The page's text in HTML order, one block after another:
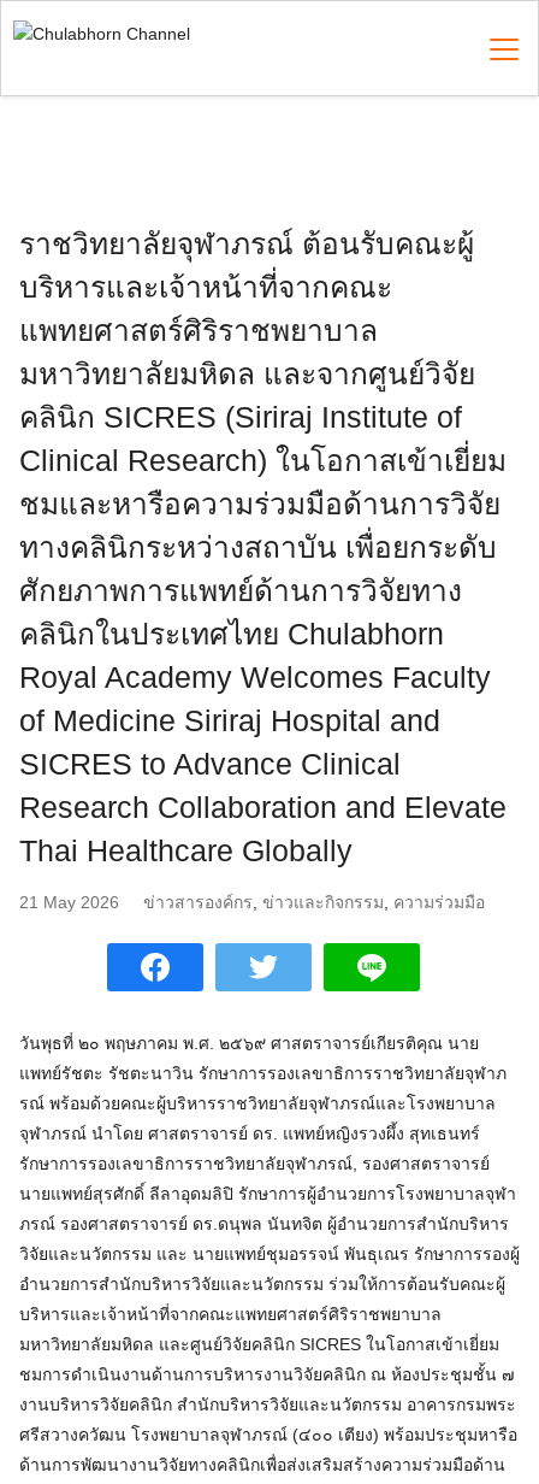
to
ราชวิทยาลัยจุฬาภรณ์ ต้อนรับคณะผู้
บริหารและเจ้าหน้าที่จากคณะ
แพทยศาสตร์ศิริราชพยาบาล
มหาวิทยาลัยมหิดล และจากศูนย์วิจัย
คลินิก SICRES (Siriraj Institute of
Clinical Research) ในโอกาสเข้าเยี่ยม
ชมและหารือความร่วมมือด้านการวิจัย
ทางคลินิกระหว่างสถาบัน เพื่อยกระดับ
ศักยภาพการแพทย์ด้านการวิจัยทาง
คลินิกในประเทศไทย Chulabhorn
Royal Academy Welcomes Faculty
of Medicine Siriraj Hospital and
SICRES to Advance Clinical
Research Collaboration and Elevate
Thai Healthcare Globally
21 May 2026 ข่าวสารองค์กร ข่าวและกิจกรรม ความร่วมมือ
วันพุธที่ ๒๐ พฤษภาคม พ.ศ. ๒๕๖๙ ศาสตราจารย์เกียรติคุณ นาย
แพทย์รัชตะ รัชตะนาวิน รักษาการรองเลขาธิการราชวิทยาลัยจุฬาภ
รณ์ พร้อมด้วยคณะผู้บริหารราชวิทยาลัยจุฬาภรณ์และโรงพยาบาล
จุฬาภรณ์ นำโดย ศาสตราจารย์ ดร. แพทย์หญิงรวงผึ้ง สุทเธนทร์
รักษาการรองเลขาธิการราชวิทยาลัยจุฬาภรณ์, รองศาสตราจารย์
นายแพทย์สุรศักดิ์ ลีลาอุดมลิปิ รักษาการผู้อำนวยการโรงพยาบาลจุฬา
ภรณ์ รองศาสตราจารย์ ดร.ดนุพล นันทจิต ผู้อำนวยการสำนักบริหาร
วิจัยและนวัตกรรม และ นายแพทย์ชุมอรรจน์ พันธุเณร รักษาการรองผู้
อำนวยการสำนักบริหารวิจัยและนวัตกรรม ร่วมให้การต้อนรับคณะผู้
บริหารและเจ้าหน้าที่จากคณะแพทยศาสตร์ศิริราชพยาบาล
มหาวิทยาลัยมหิดล และศูนย์วิจัยคลินิก SICRES ในโอกาสเข้าเยี่ยม
ชมการดำเนินงานด้านการบริหารงานวิจัยคลินิก ณ ห้องประชุมชั้น ๗
งานบริหารวิจัยคลินิก สำนักบริหารวิจัยและนวัตกรรม อาคารกรมพระ
ศรีสวางควัฒน โรงพยาบาลจุฬาภรณ์ (๔๐๐ เตียง) พร้อมประชุมหารือ
ด้านการพัฒนางานวิจัยทางคลินิกเพื่อส่งเสริมสร้างความร่วมมือด้าน